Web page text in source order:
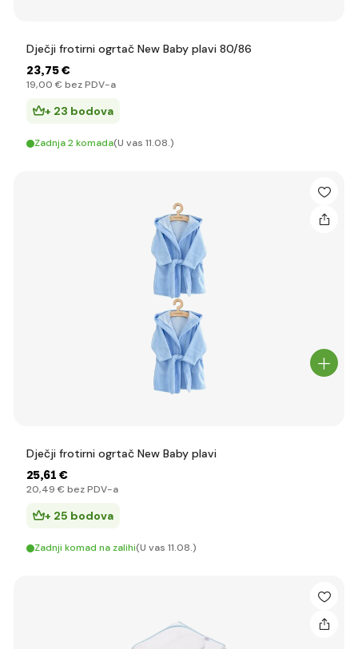
Dječji frotirni ogrtač New Baby plavi 80/86
23,75 €
19,00 € bez PDV-a
+ 23 bodova
Zadnja 2 komada(U vas 11.08.)
Dječji frotirni ogrtač New Baby plavi
25,61 €
20,49 € bez PDV-a
+ 25 bodova
Zadnji komad na zalihi(U vas 11.08.)